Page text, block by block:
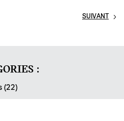
SUIVANT
:
(22)